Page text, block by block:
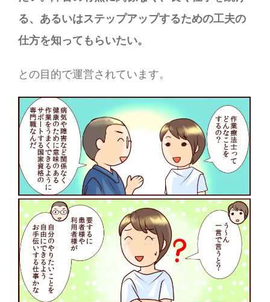
る、あるいはステップアップするための工夫の
仕方を知ってもらいたい。
との目的で運営されています。